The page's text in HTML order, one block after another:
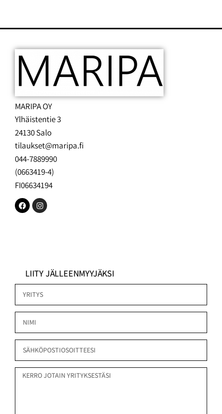
MARIPA OY
Ylhäistentie 3
24130 Salo
tilaukset@maripa.fi
044-7889990
(0663419-4)
FI06634194
LIITY JÄLLEENMYYJÄKSI